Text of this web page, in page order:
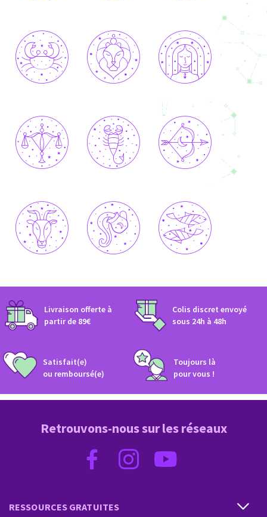
Livraison offerte à
partir de 89€
Colis discret envoyé​
sous 24h à 48h​
Satisfait(e)
ou remboursé(e)​
Toujours là
pour vous !
RESSOURCES GRATUITES
Retrouvons-nous sur les réseaux